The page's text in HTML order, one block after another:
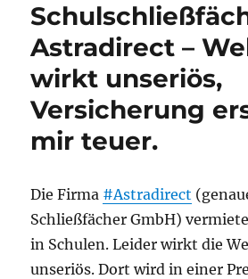
eine
wenn
sie
Schließfächer
von
Astradirect
im
Astradirect –
wirkt unseriös,
Versicherung
mir teuer.
Die Firma #Astradirect
Schließfächer GmbH)
in Schulen. Leider wirkt die
unseriös. Dort wird in einer